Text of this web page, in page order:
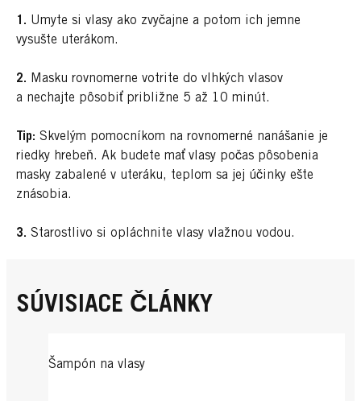
1. Umyte si vlasy ako zvyčajne a potom ich jemne
vysušte uterákom.
2. Masku rovnomerne votrite do vlhkých vlasov
a nechajte pôsobiť približne 5 až 10 minút.
Tip: Skvelým pomocníkom na rovnomerné nanášanie je
riedky hrebeň. Ak budete mať vlasy počas pôsobenia
masky zabalené v uteráku, teplom sa jej účinky ešte
znásobia.
3. Starostlivo si opláchnite vlasy vlažnou vodou.
SÚVISIACE ČLÁNKY
Šampón na vlasy